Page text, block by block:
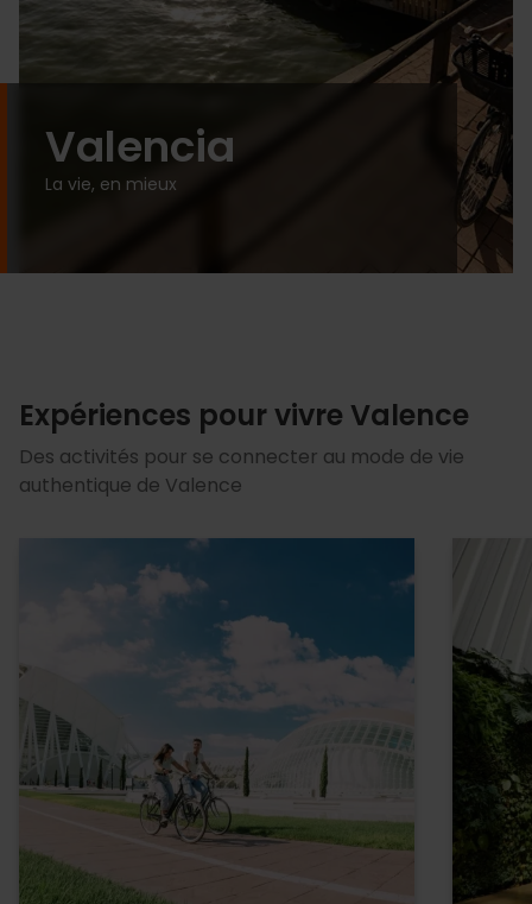
Valencia
La vie, en mieux
Expériences pour vivre Valence
Des activités pour se connecter au mode de vie
authentique de Valence